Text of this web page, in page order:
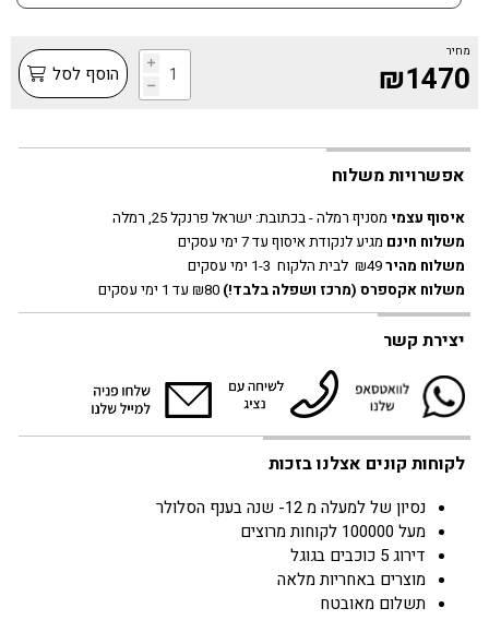
מחיר
₪1470
i
h הוסף לסל
אפשרויות משלוח
איסוף עצמי מסניף רמלה - בכתובת: ישראל פרנקל 25, רמלה
משלוח חינם מגיע לנקודת איסוף עד 7 ימי עסקים
משלוח מהיר
משלוח אקספרס (מרכז ושפלה בלבד!)
יצירת קשר
לקוחות קונים אצלנו בזכות
נסיון של למעלה מ 12- שנה בענף הסלולר
מעל 100000 לקוחות מרוצים
דירוג 5 כוכבים בגוגל
מוצרים באחריות מלאה
תשלום מאובטח